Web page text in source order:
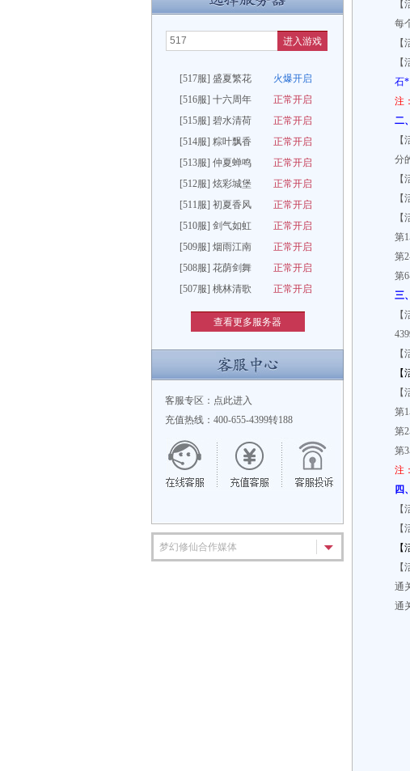
进入游戏
[517服] 盛夏繁花
火爆开启
[516服] 十六周年
正常开启
[515服] 碧水清荷
正常开启
[514服] 粽叶飘香
正常开启
[513服] 仲夏蝉鸣
正常开启
[512服] 炫彩城堡
正常开启
[511服] 初夏香风
正常开启
[510服] 剑气如虹
正常开启
[509服] 烟雨江南
正常开启
[508服] 花荫剑舞
正常开启
[507服] 桃林清歌
正常开启
查看更多服务器
客服专区： 点此进入
充值热线：400-655-4399转188
梦幻修仙合作媒体
每
【
石
注
二
分
【
【
第1
第
第
三
【
【
第1
第2
第3
注
四
【
【
通
通